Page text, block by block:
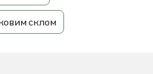
склом